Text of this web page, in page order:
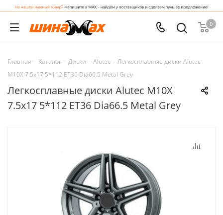
0
Главная - Каталог - Диски - Alutec - Легкосплавные диски Alutec
M10X 7.5x17 5*112 ET36 Dia66.5 Metal Grey
Легкосплавные диски Alutec M10X
7.5x17 5*112 ET36 Dia66.5 Metal Grey